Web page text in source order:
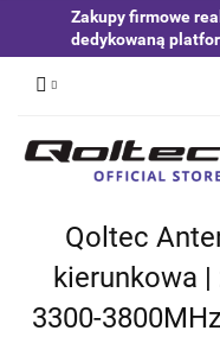
Zakupy firmowe
dedykowaną
Qoltec
kierunkowa
3300-